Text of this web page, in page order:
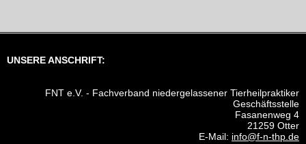
UNSERE ANSCHRIFT:
FNT e.V. - Fachverband niedergelassener Tierheilpraktiker
Geschäftsstelle
Fasanenweg 4
21259 Otter
E-Mail: info@f-n-thp.de